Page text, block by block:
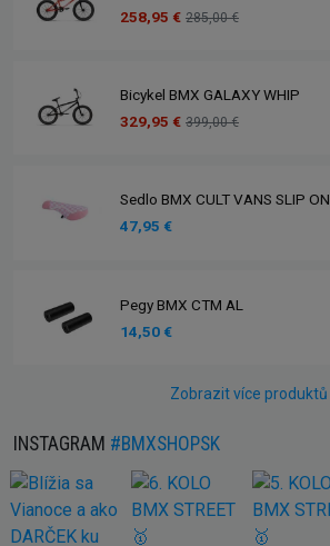
258,95 € 285,00 €
Bicykel BMX GALAXY WHIP
329,95 € 399,00 €
Sedlo BMX CULT VANS SLIP ON
47,95 €
Pegy BMX CTM AL
14,50 €
Zobrazit více produktů
INSTAGRAM #BMXSHOPSK